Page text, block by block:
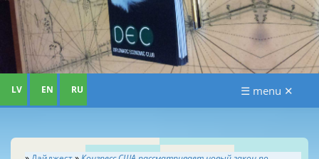
LV EN RU ☰ menu ✕